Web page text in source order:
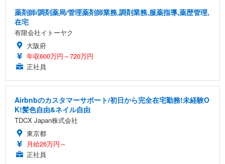
薬剤師/調剤薬局/管理薬剤師業務,調剤業務,服薬指導,薬歴管理,
在宅
有限会社イトーヤク
大阪府
年収600万円～720万円
正社員
Airbnbのカスタマーサポート/初日から完全在宅勤務!未経験O
K!髪色自由&ネイル自由
TDCX Japan株式会社
東京都
月給26万円～
正社員